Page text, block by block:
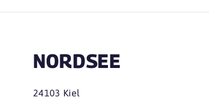
NORDSEE
24103 Kiel